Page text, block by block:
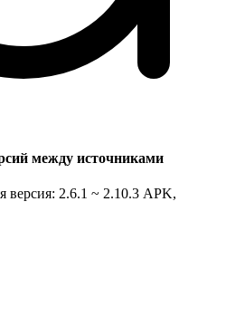
между источниками
версия: 2.6.1 ~ 2.10.3 APK,